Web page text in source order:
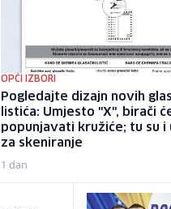
OPĆI IZBORI
Pogledajte dizajn novih
listića: Umjesto "X", birači
popunjavati kružiće; tu su i
za skeniranje
1 dan